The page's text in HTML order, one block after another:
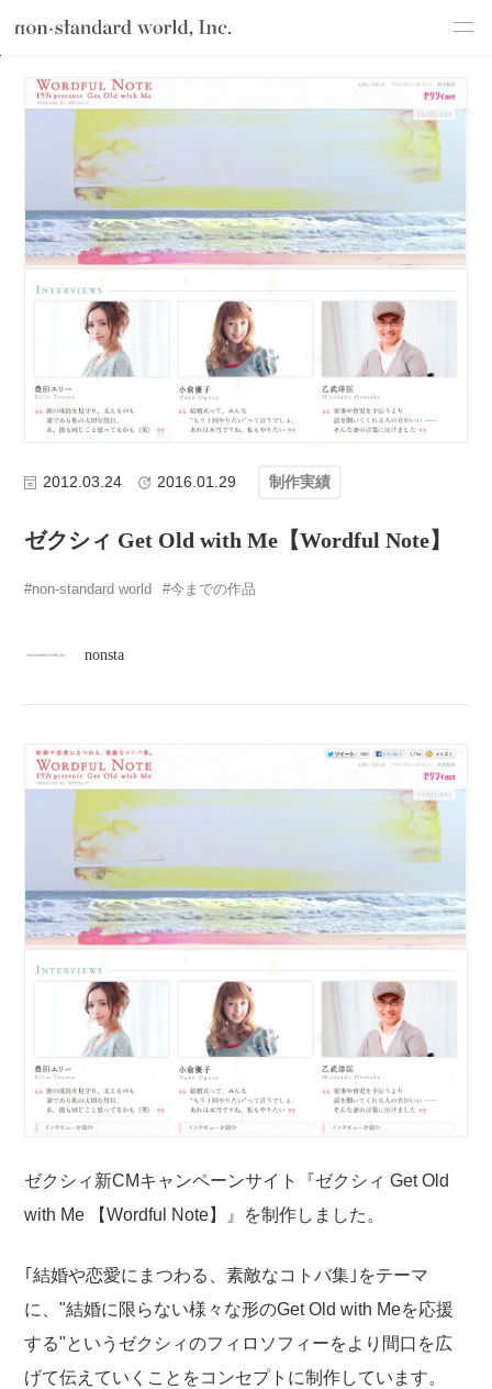
csr
service
flow
shop
blog
recruit
atelier
ブログ わたしたちのこと ゼクシィ Get Old
2012.03.24 2016.01.29 制作実績
ゼクシィ Get Old with Me【Wordful Note】
non-standard world 今までの作品
nonsta
ゼクシィ新CMキャンペーンサイト『ゼクシィ Get Old
with Me 【Wordful Note】』を制作しました。
｢結婚や恋愛にまつわる、素敵なコトバ集｣をテーマ
に、"結婚に限らない様々な形のGet Old with Meを応援
する"というゼクシィのフィロソフィーをより間口を広
げて伝えていくことをコンセプトに制作しています。